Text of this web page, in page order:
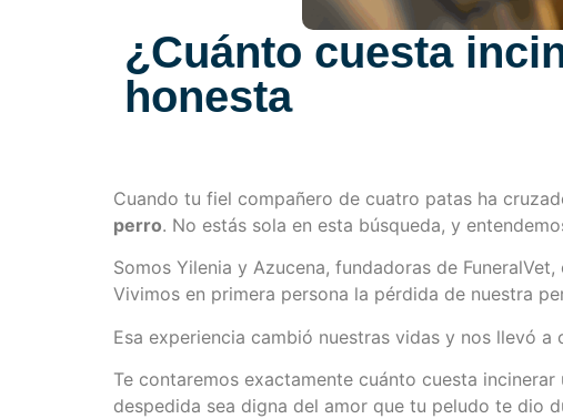
¿Cuánto cuesta
honesta
Cuando tu fiel compañero de cuatro patas ha
perro. No estás sola en esta búsqueda, y
Somos Yilenia y Azucena, fundadoras de
Vivimos en primera persona la pérdida de nuestra
Esa experiencia cambió nuestras vidas y nos llevó a
Te contaremos exactamente cuánto cuesta
despedida sea digna del amor que tu peludo te dio